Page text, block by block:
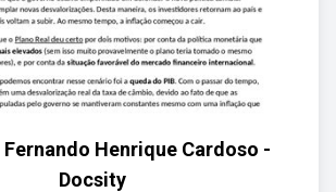
Fernando Henrique Cardoso -
Docsity